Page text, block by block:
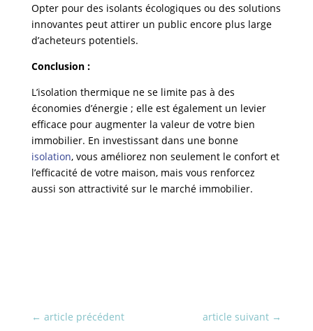
Opter pour des isolants écologiques ou des solutions
innovantes peut attirer un public encore plus large
d’acheteurs potentiels.
Conclusion :
L’isolation thermique ne se limite pas à des
économies d’énergie ; elle est également un levier
efficace pour augmenter la valeur de votre bien
immobilier. En investissant dans une bonne
isolation, vous améliorez non seulement le confort et
l’efficacité de votre maison, mais vous renforcez
aussi son attractivité sur le marché immobilier.
← article précédent article suivant →